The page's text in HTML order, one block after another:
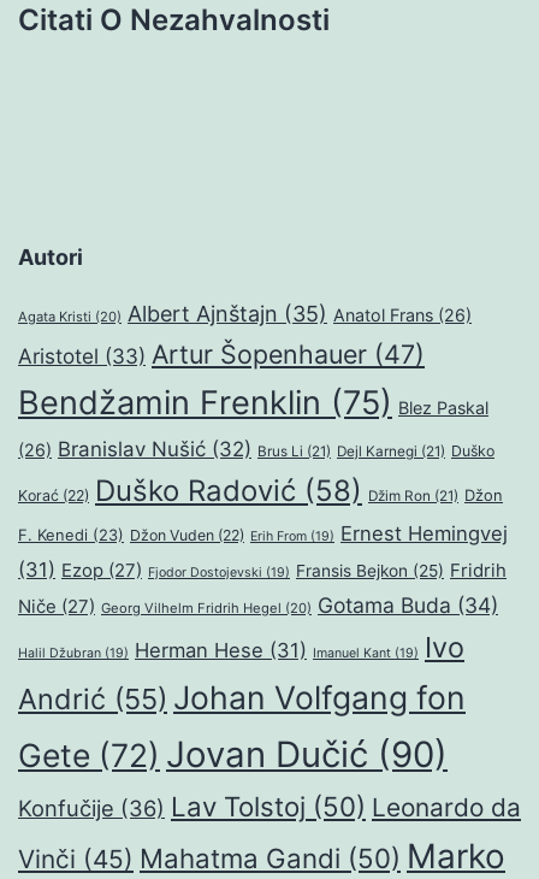
Citati O Nezahvalnosti
Autori
Agata Kristi (20) Albert Ajnštajn (35) Anatol Frans (26)
Aristotel (33) Artur Šopenhauer (47)
Bendžamin Frenklin (75) Blez Paskal
(26) Branislav Nušić (32) Brus Li (21) Dejl Karnegi (21) Duško
Korać (22) Duško Radović (58) Džim Ron (21) Džon
F. Kenedi (23) Džon Vuden (22) Erih From (19) Ernest Hemingvej
(31) Ezop (27) Fjodor Dostojevski (19) Fransis Bejkon (25) Fridrih
Niče (27) Georg Vilhelm Fridrih Hegel (20) Gotama Buda (34)
Halil Džubran (19) Herman Hese (31) Imanuel Kant (19)
Ivo
Andrić (55) Johan Volfgang fon
Gete (72) Jovan Dučić (90)
Konfučije (36) Lav Tolstoj (50) Leonardo da
Vinči (45) Mahatma Gandi (50) Marko